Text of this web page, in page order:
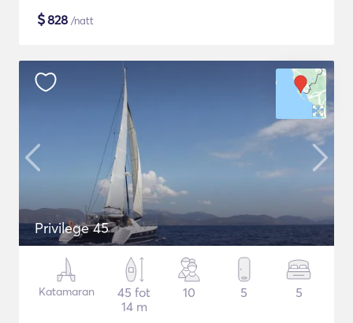
$828 /natt
Privilege 45
Katamaran
45 fot
14 m
10 5 5